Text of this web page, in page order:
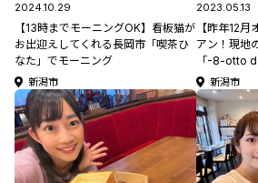
2024.10.29
【13時までモーニングOK】看板猫が
お出迎えしてくれる長岡市「喫茶ひ
なた」でモーニング
新潟市
2023.05.13
【昨年12
アン！現地
「-8-otto
新潟市